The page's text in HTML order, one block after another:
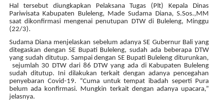
Hal tersebut diungkapkan Pelaksana Tugas (Plt) Kepala Dinas
Pariwisata Kabupaten Buleleng, Made Sudama Diana, S.Sos.,MM
saat dikonfirmasi mengenai penutupan DTW di Buleleng, Minggu
(22/3).
Sudama Diana menjelaskan sebelum adanya SE Gubernur Bali yang
ditegaskan dengan SE Bupati Buleleng, sudah ada beberapa DTW
yang sudah ditutup. Sampai dengan SE Bupati Buleleng diturunkan,
sejumlah 30 DTW dari 86 DTW yang ada di Kabupaten Buleleng
sudah ditutup. Ini dilakukan terkait dengan adanya pencegahan
penyebaran Covid-19. “Cuma untuk tempat ibadah seperti Pura
belum ada konfirmasi. Mungkin terkait dengan adanya upacara,”
jelasnya.